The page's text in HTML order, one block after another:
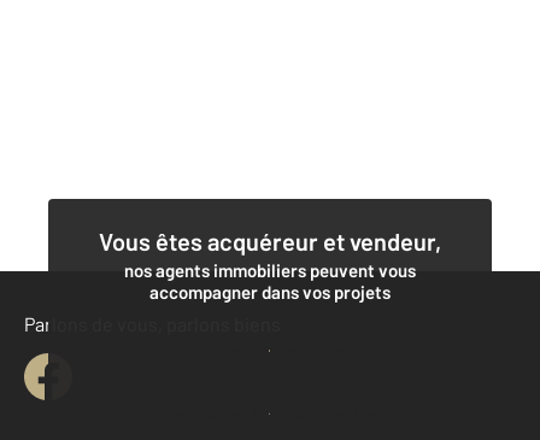
Vous êtes acquéreur et vendeur,
nos agents immobiliers peuvent vous
accompagner dans vos projets
Contacter l'agence
Demander une estimation
Parlons de vous, parlons biens